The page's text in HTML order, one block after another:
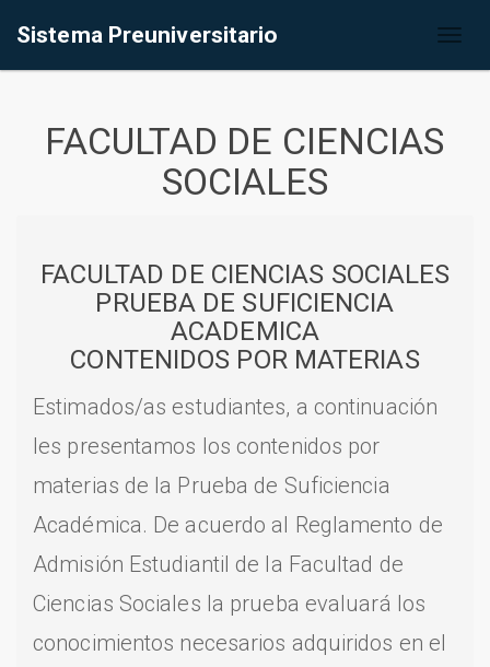
Sistema Preuniversitario
FACULTAD DE CIENCIAS
SOCIALES
FACULTAD DE CIENCIAS SOCIALES
PRUEBA DE SUFICIENCIA
ACADEMICA
CONTENIDOS POR MATERIAS
Estimados/as estudiantes, a continuación
les presentamos los contenidos por
materias de la Prueba de Suficiencia
Académica. De acuerdo al Reglamento de
Admisión Estudiantil de la Facultad de
Ciencias Sociales la prueba evaluará los
conocimientos necesarios adquiridos en el